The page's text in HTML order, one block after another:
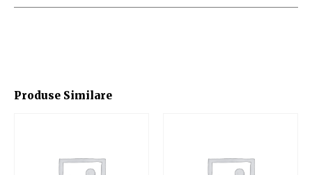
Produse Similare